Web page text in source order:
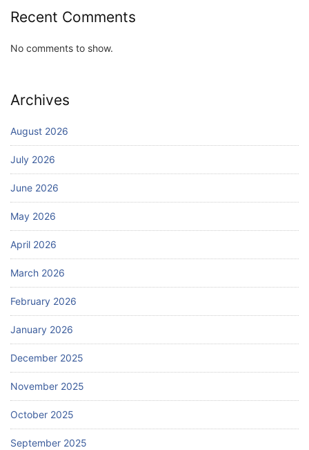
Recent Comments
No comments to show.
Archives
August 2026
July 2026
June 2026
May 2026
April 2026
March 2026
February 2026
January 2026
December 2025
November 2025
October 2025
September 2025